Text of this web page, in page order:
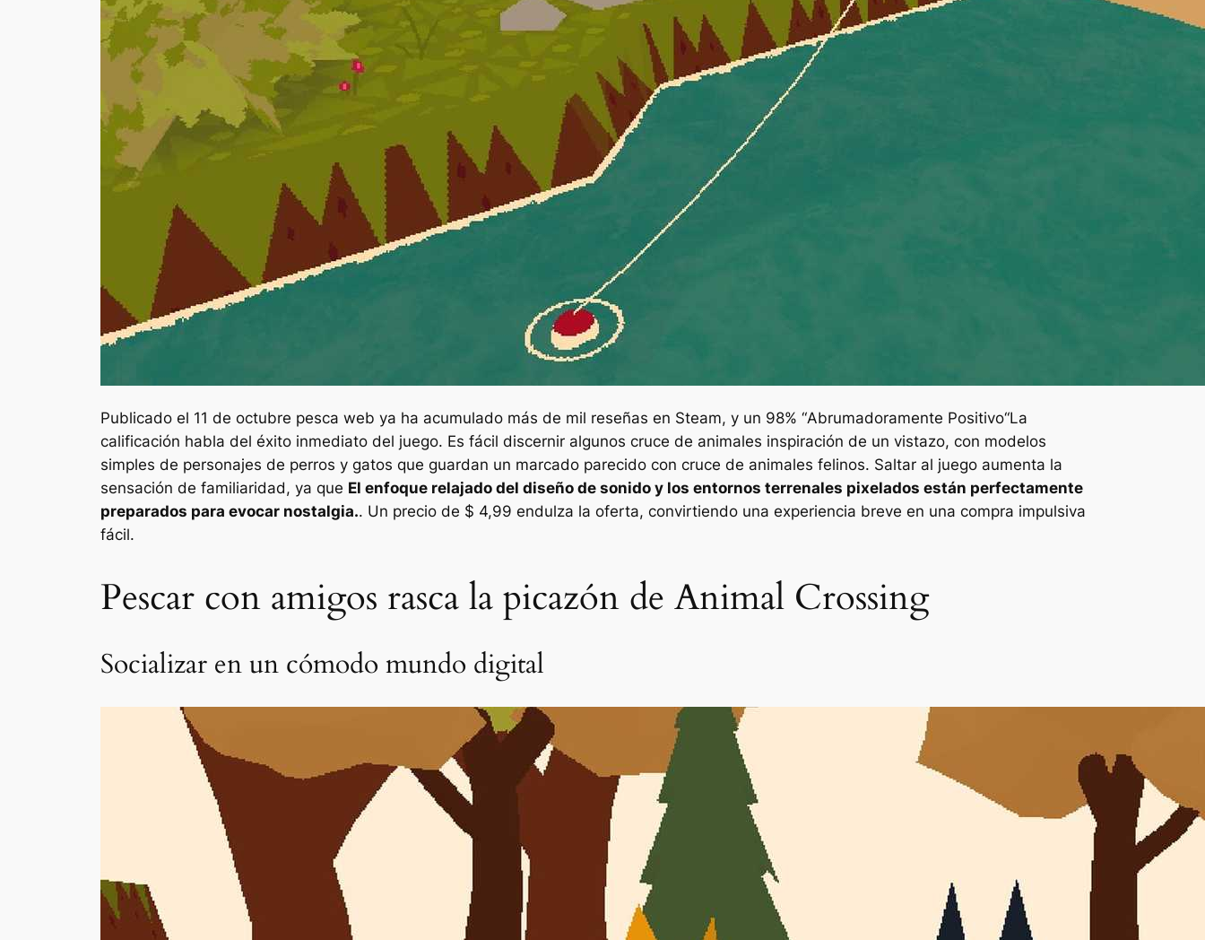
Publicado el 11 de octubre pesca web ya ha acumulado más de mil reseñas en Steam, y un 98% “Abrumadoramente Positivo“La
calificación habla del éxito inmediato del juego. Es fácil discernir algunos cruce de animales inspiración de un vistazo, con modelos
simples de personajes de perros y gatos que guardan un marcado parecido con cruce de animales felinos. Saltar al juego aumenta la
sensación de familiaridad, ya que El enfoque relajado del diseño de sonido y los entornos terrenales pixelados están perfectamente
preparados para evocar nostalgia.. Un precio de $ 4,99 endulza la oferta, convirtiendo una experiencia breve en una compra impulsiva
fácil.
Pescar con amigos rasca la picazón de Animal Crossing
Socializar en un cómodo mundo digital